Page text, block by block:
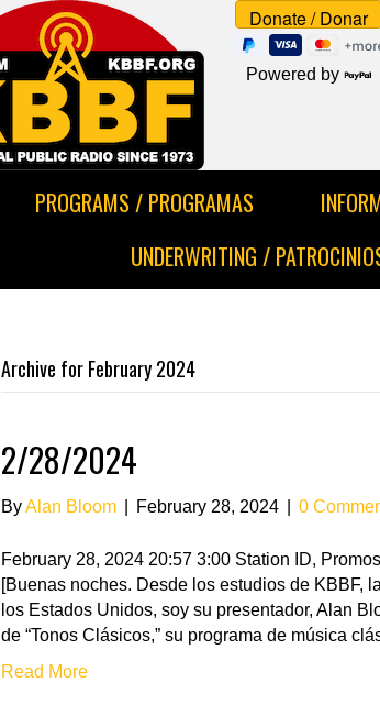
Powered by
PROGRAMS / PROGRAMAS
UNDERWRITING /
Archive for February 2024
2/28/2024
ByAlan Bloom February 28, 2024 0
February 28, 2024 20:57 3:00 Station ID,
[Buenas noches. Desde los estudios de KBBF,
los Estados Unidos, soy su presentador, Alan
de “Tonos Clásicos,” su programa de música
Read More